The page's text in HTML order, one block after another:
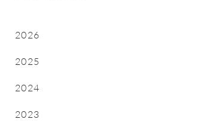
2026
2025
2024
2023